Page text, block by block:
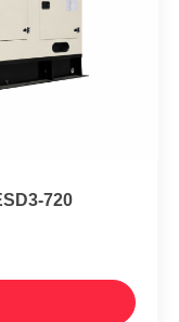
720